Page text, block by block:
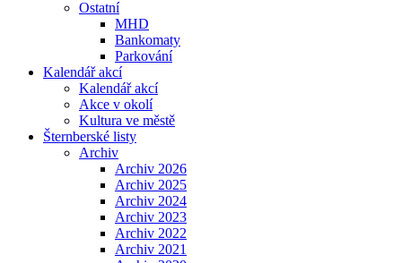
Ostatní
MHD
Bankomaty
Parkování
Kalendář akcí
Kalendář akcí
Akce v okolí
Kultura ve městě
Šternberské listy
Archiv
Archiv 2026
Archiv 2025
Archiv 2024
Archiv 2023
Archiv 2022
Archiv 2021